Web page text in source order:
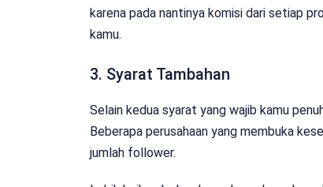
karena pada nantinya komisi dari setiap
kamu.
3. Syarat Tambahan
Selain kedua syarat yang wajib kamu
Beberapa perusahaan yang membuka
jumlah follower.